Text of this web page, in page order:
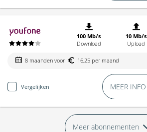
100 Mb/s
Download
10 Mb/s
Upload
8 maanden voor 16,25 per maand
Vergelijken MEER INFO
Meer abonnementen